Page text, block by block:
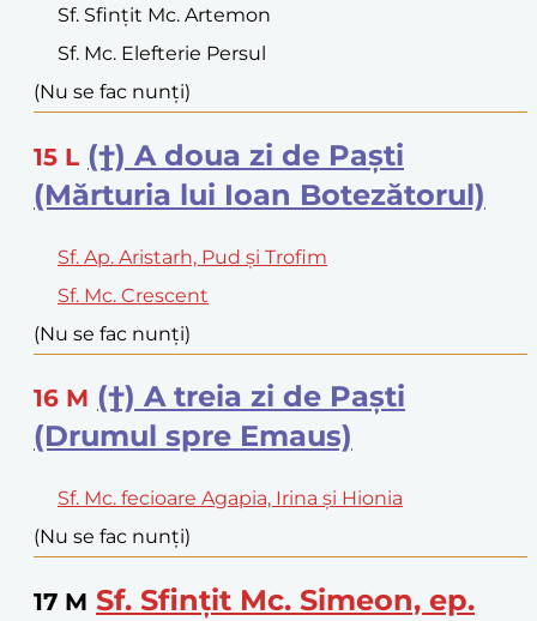
Sf. Sfințit Mc. Artemon
Sf. Mc. Elefterie Persul
(Nu se fac nunți)
15 L (†) A doua zi de Paști
(Mărturia lui Ioan Botezătorul)
Sf. Ap. Aristarh, Pud și Trofim
Sf. Mc. Crescent
(Nu se fac nunți)
16 M (†) A treia zi de Paști
(Drumul spre Emaus)
Sf. Mc. fecioare Agapia, Irina și Hionia
(Nu se fac nunți)
17 M Sf. Sfințit Mc. Simeon, ep.